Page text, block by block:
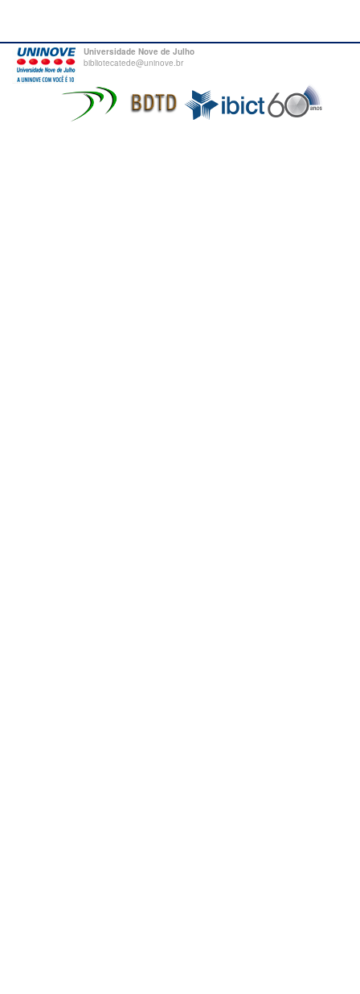
Universidade Nove de Julho
bibliotecatede@uninove.br